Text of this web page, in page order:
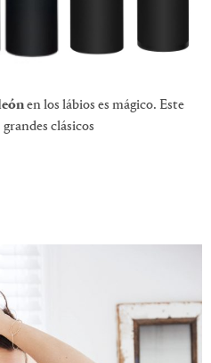
en los lábios es mágico. Este
clásicos